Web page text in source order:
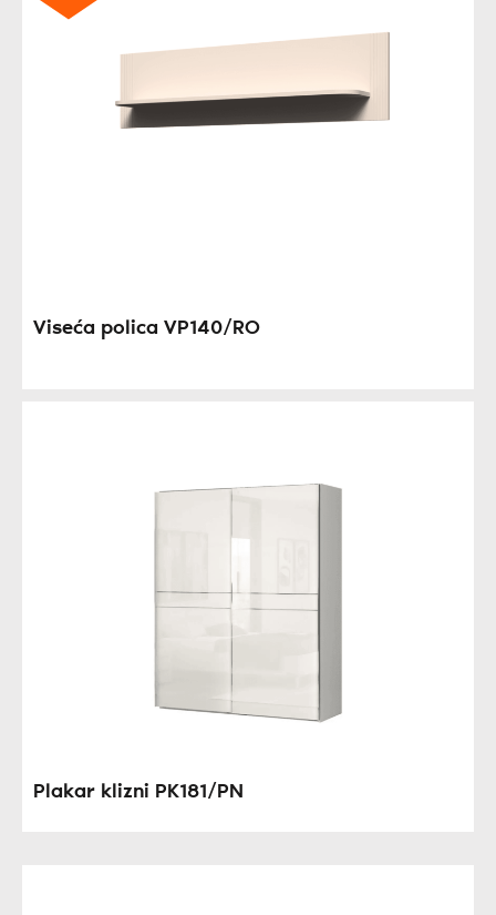
Viseća polica VP140/RO
Plakar klizni PK181/PN